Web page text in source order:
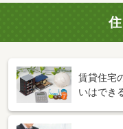
賃貸住宅
いはでき